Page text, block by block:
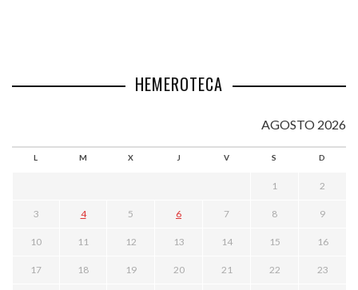
HEMEROTECA
AGOSTO 2026
L M X J V S D
1 2
3 4 5 6 7 8 9
10 11 12 13 14 15 16
17 18 19 20 21 22 23